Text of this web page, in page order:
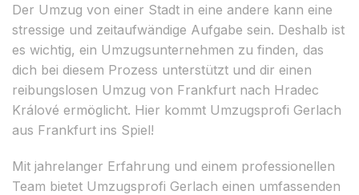
Der Umzug von einer Stadt in eine andere kann eine
stressige und zeitaufwändige Aufgabe sein. Deshalb ist
es wichtig, ein Umzugsunternehmen zu finden, das
dich bei diesem Prozess unterstützt und dir einen
reibungslosen Umzug von Frankfurt nach Hradec
Králové ermöglicht. Hier kommt Umzugsprofi Gerlach
aus Frankfurt ins Spiel!
Mit jahrelanger Erfahrung und einem professionellen
Team bietet Umzugsprofi Gerlach einen umfassenden